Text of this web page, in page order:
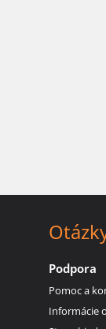
Podpora
Pomoc a
Informácie